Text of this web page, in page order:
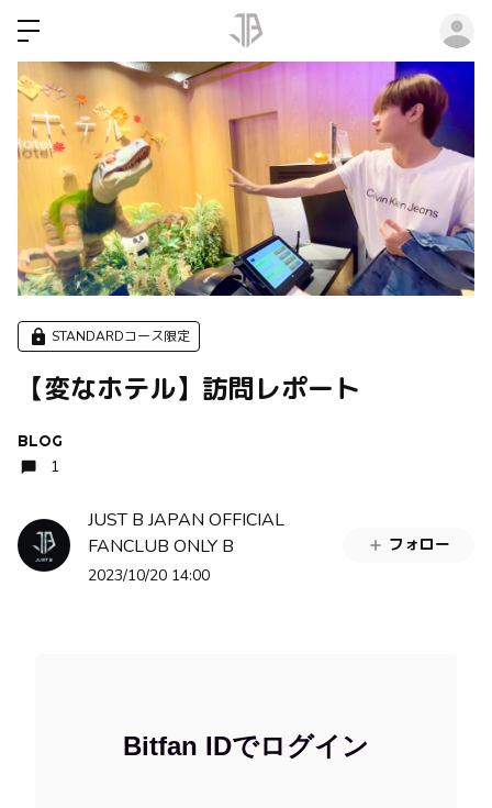
STANDARDコース限定
【変なホテル】訪問レポート
BLOG
1
JUST B JAPAN OFFICIAL
FANCLUB ONLY B
2023/10/20 14:00
フォロー
Bitfan IDでログイン